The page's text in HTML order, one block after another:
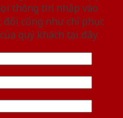
thông tin nhập vào
cũng như chỉ phục
quý khách tại đây.